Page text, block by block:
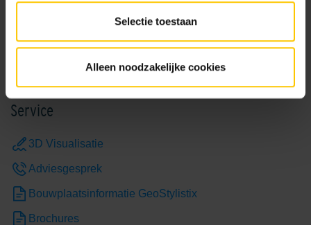
Selectie toestaan
Alleen noodzakelijke cookies
Grey Limestone Yellow
Bekijk
Service
3D Visualisatie
Adviesgesprek
Bouwplaatsinformatie GeoStylistix
Brochures